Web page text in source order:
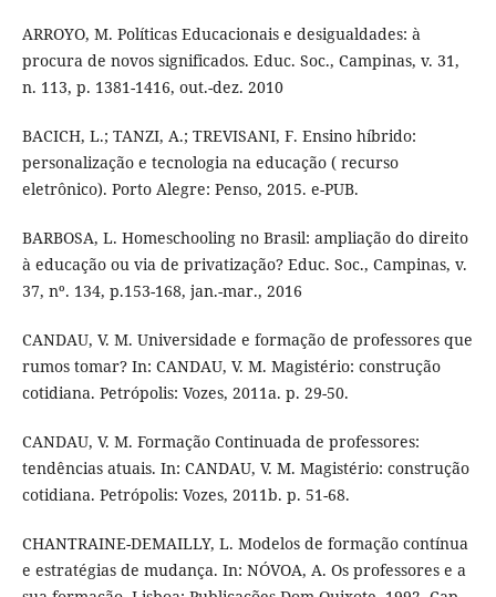
ARROYO, M. Políticas Educacionais e desigualdades: à
procura de novos significados. Educ. Soc., Campinas, v. 31,
n. 113, p. 1381-1416, out.-dez. 2010
BACICH, L.; TANZI, A.; TREVISANI, F. Ensino híbrido:
personalização e tecnologia na educação ( recurso
eletrônico). Porto Alegre: Penso, 2015. e-PUB.
BARBOSA, L. Homeschooling no Brasil: ampliação do direito
à educação ou via de privatização? Educ. Soc., Campinas, v.
37, nº. 134, p.153-168, jan.-mar., 2016
CANDAU, V. M. Universidade e formação de professores que
rumos tomar? In: CANDAU, V. M. Magistério: construção
cotidiana. Petrópolis: Vozes, 2011a. p. 29-50.
CANDAU, V. M. Formação Continuada de professores:
tendências atuais. In: CANDAU, V. M. Magistério: construção
cotidiana. Petrópolis: Vozes, 2011b. p. 51-68.
CHANTRAINE-DEMAILLY, L. Modelos de formação contínua
e estratégias de mudança. In: NÓVOA, A. Os professores e a